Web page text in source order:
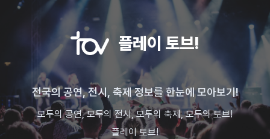
플레이 토브!
전국의 공연, 전시, 축제 정보를 한눈에 모아보기!
모두의 공연, 모두의 전시, 모두의 축제, 모두의 토브!
플레이 토브!